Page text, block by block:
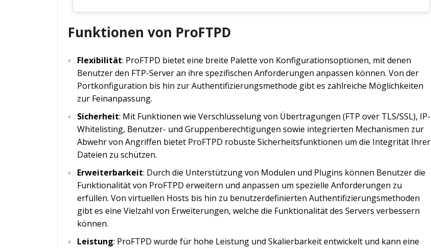
Funktionen von ProFTPD
Flexibilität: ProFTPD bietet eine breite Palette von Konfigurationsoptionen, mit denen
Benutzer den FTP-Server an ihre spezifischen Anforderungen anpassen können. Von der
Portkonfiguration bis hin zur Authentifizierungsmethode gibt es zahlreiche Möglichkeiten
zur Feinanpassung.
Sicherheit: Mit Funktionen wie Verschlüsselung von Übertragungen (FTP over TLS/SSL), IP-
Whitelisting, Benutzer- und Gruppenberechtigungen sowie integrierten Mechanismen zur
Abwehr von Angriffen bietet ProFTPD robuste Sicherheitsfunktionen um die Integrität Ihrer
Dateien zu schützen.
Erweiterbarkeit: Durch die Unterstützung von Modulen und Plugins können Benutzer die
Funktionalität von ProFTPD erweitern und anpassen um spezielle Anforderungen zu
erfüllen. Von virtuellen Hosts bis hin zu benutzerdefinierten Authentifizierungsmethoden
gibt es eine Vielzahl von Erweiterungen, welche die Funktionalität des Servers verbessern
können.
Leistung: ProFTPD wurde für hohe Leistung und Skalierbarkeit entwickelt und kann eine